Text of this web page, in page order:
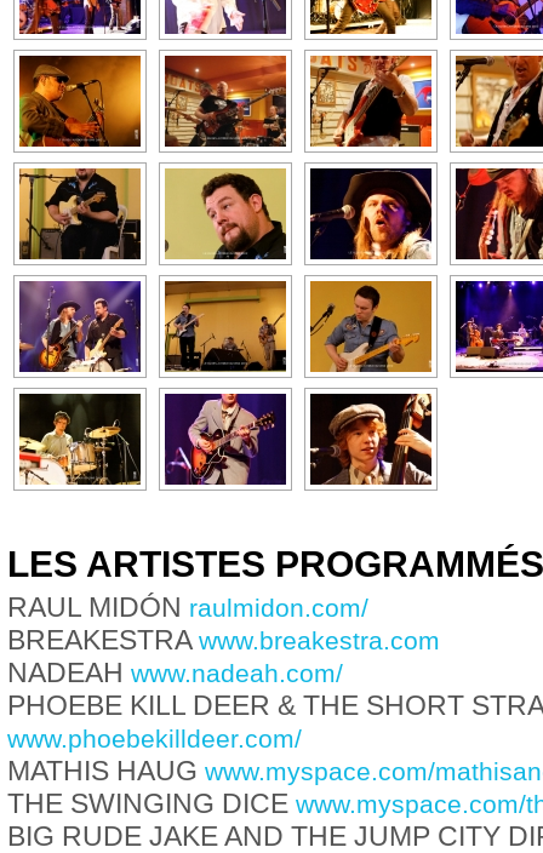
LES ARTISTES PROGRAMMÉS
RAUL MIDÓN raulmidon.com/
BREAKESTRA www.breakestra.com
NADEAH www.nadeah.com/
PHOEBE KILL DEER & THE SHORT
www.phoebekilldeer.com/
MATHIS HAUG www.myspace.com/
THE SWINGING DICE www.myspace.com/
BIG RUDE JAKE AND THE JUMP CITY